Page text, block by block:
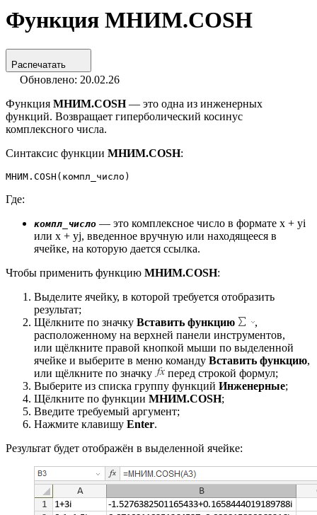
Функция МНИМ.COSH
Распечатать
Обновлено: 20.02.26
Функция МНИМ.COSH— это одна из инженерных
функций. Возвращает гиперболический косинус
комплексного числа.
Синтаксис функции МНИМ.COSH:
МНИМ.COSH(компл_число)
Где:
компл_число — это комплексное число в формате x + yi
или x + yj, введенное вручную или находящееся в
ячейке, на которую дается ссылка.
Чтобы применить функцию МНИМ.COSH:
Выделите ячейку, в которой требуется отобразить
результат;
Щёлкните по значку Вставить функцию
,
расположенному на верхней панели инструментов,
или щёлкните правой кнопкой мыши по выделенной
ячейке и выберите в меню команду Вставить функцию,
или щёлкните по значку
перед строкой формул;
Выберите из списка группу функций Инженерные;
Щёлкните по функции МНИМ.COSH;
Введите требуемый аргумент;
Нажмите клавишу Enter.
Результат будет отображён в выделенной ячейке: